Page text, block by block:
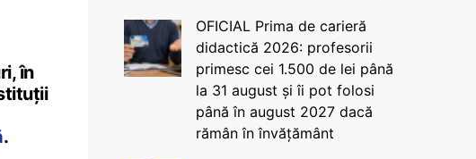
în
.
OFICIAL Prima de carieră
didactică 2026: profesorii
primesc cei 1.500 de lei până
la 31 august și îi pot folosi
până în august 2027 dacă
rămân în învățământ